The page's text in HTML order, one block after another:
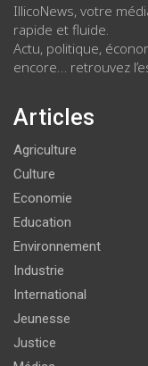
IllicoNews, votre
rapide et fluide.
Actu, politique,
encore… retrouvez
Articles
Agriculture
Culture
Economie
Education
Environnement
Industrie
International
Jeunesse
Justice